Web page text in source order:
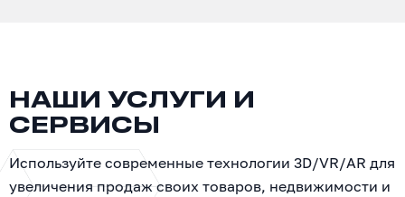
НАШИ УСЛУГИ И
СЕРВИСЫ
Используйте современные технологии 3D/VR/AR для
увеличения продаж своих товаров, недвижимости и